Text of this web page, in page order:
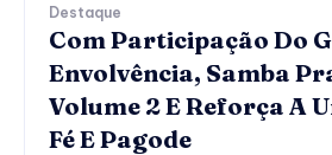
Destaque
Com Participação Do
Envolvência, Samba
Volume 2 E Reforça A
Fé E Pagode